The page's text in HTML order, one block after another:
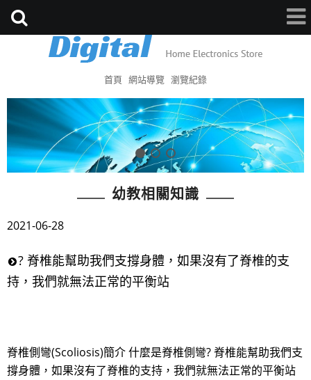
首頁 網站導覽 瀏覽紀錄
幼教相關知識
2021-06-28
? 脊椎能幫助我們支撐身體，如果沒有了脊椎的支
持，我們就無法正常的平衡站
脊椎側彎(Scoliosis)簡介 什麼是脊椎側彎? 脊椎能幫助我們支
撐身體，如果沒有了脊椎的支持，我們就無法正常的平衡站